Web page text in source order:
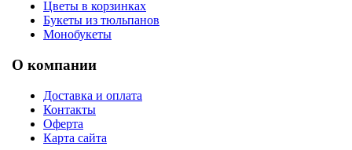
Цветы в корзинках
Букеты из тюльпанов
Монобукеты
О компании
Доставка и оплата
Контакты
Оферта
Карта сайта